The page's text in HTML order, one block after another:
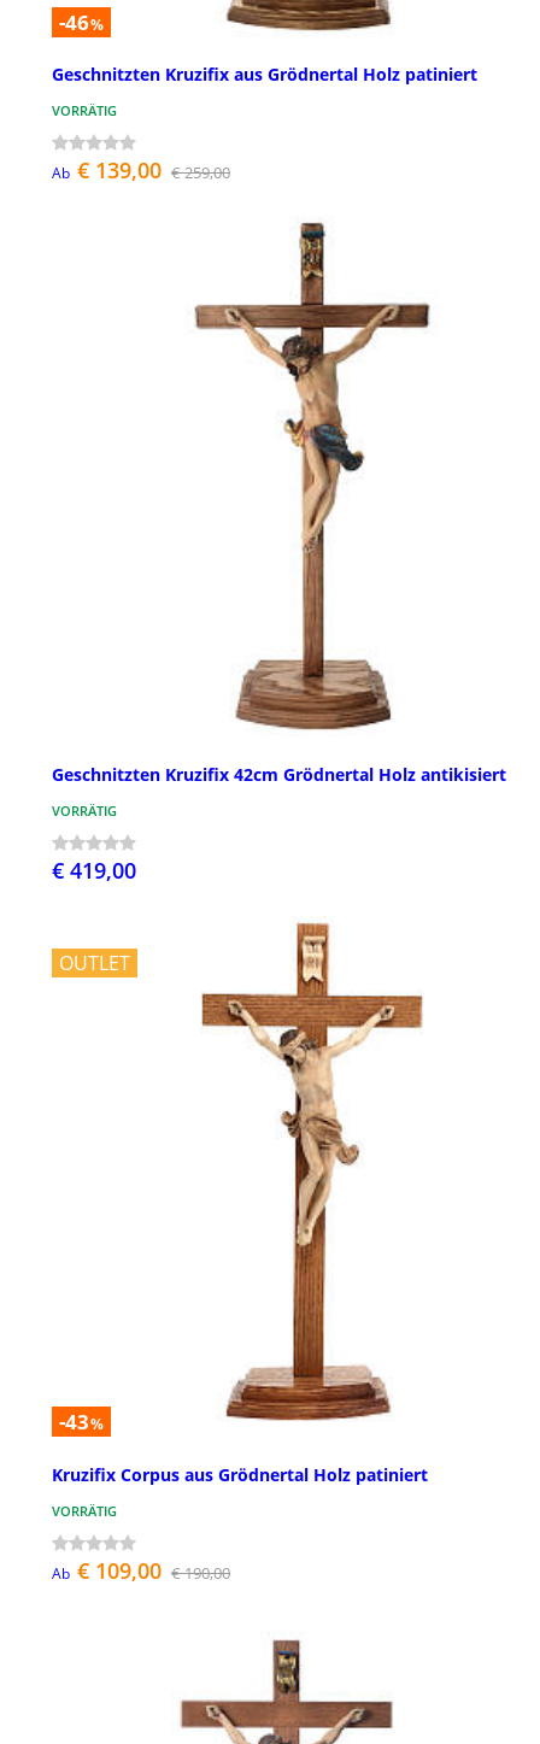
-46%
Geschnitzten Kruzifix aus Grödnertal Holz patiniert
VORRÄTIG
Ab € 139,00 € 259,00
Geschnitzten Kruzifix 42cm Grödnertal Holz antikisiert
VORRÄTIG
€ 419,00
OUTLET
-43%
Kruzifix Corpus aus Grödnertal Holz patiniert
VORRÄTIG
Ab € 109,00 € 190,00